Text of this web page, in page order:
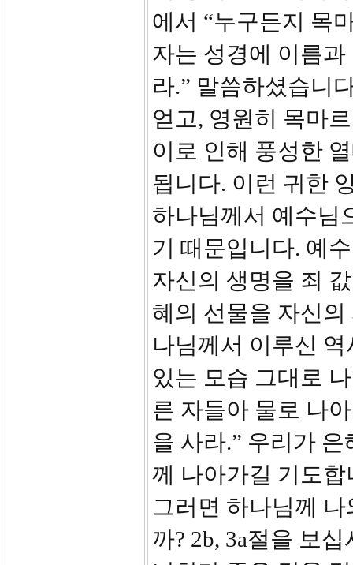
에서 “누구든지 목
자는 성경에 이름
라.” 말씀하셨습니
얻고, 영원히 목마
이로 인해 풍성한
됩니다. 이런 귀한
하나님께서 예수님
기 때문입니다. 예
자신의 생명을 죄
혜의 선물을 자신
나님께서 이루신
있는 모습 그대로
른 자들아 물로 나
을 사라.” 우리가
께 나아가길 기도합
그러면 하나님께
까? 2b, 3a절을 보